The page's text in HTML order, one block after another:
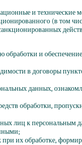
и технические
(в том
обработки и
в договоры
данных,
обработки,
лиц к персональным
их обработке,